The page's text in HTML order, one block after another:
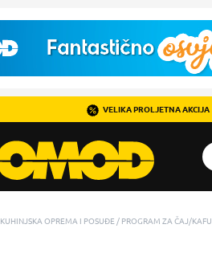
VELIKA PROLJETNA AKCIJA
KUHINJSKA OPREMA I POSUĐE PROGRAM ZA ČAJ/KAFU